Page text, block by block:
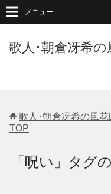
歌人･朝倉冴希
メニュー
歌人･朝倉冴希の風
TOP
「呪い」タグ